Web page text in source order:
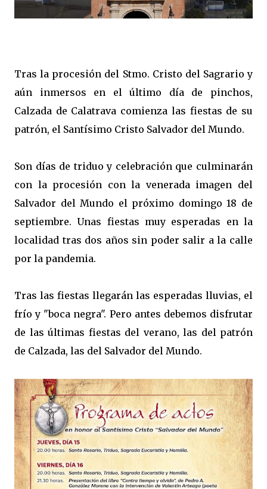
Tras la procesión del Stmo. Cristo del Sagrario y
aún inmersos en el último día de pinchos,
Calzada de Calatrava comienza las fiestas de su
patrón, el Santísimo Cristo Salvador del Mundo.
Son días de triduo y celebración que culminarán
con la procesión con la venerada imagen del
Salvador del Mundo el próximo domingo 18 de
septiembre. Unas fiestas muy esperadas en la
localidad tras dos años sin poder salir a la calle
por la pandemia.
Tras las fiestas llegarán las esperadas lluvias, el
frío y "boca negra". Pero antes debemos disfrutar
de las últimas fiestas del verano, las del patrón
de Calzada, las del Salvador del Mundo.